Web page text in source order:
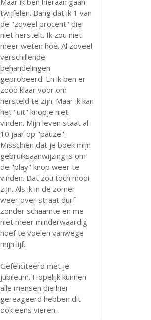
twijfelen. Bang dat ik 1 van
de "zoveel procent" die
niet herstelt. Ik zou niet
meer weten hoe. Al zoveel
verschillende
behandelingen
geprobeerd. En ik ben er
zooo klaar voor om
hersteld te zijn. Maar ik kan
het "uit" knopje niet
vinden. Mijn leven staat al
10 jaar op "pauze".
Misschien dat je boek mijn
gebruiksaanwijzing is om
de "play" knop weer te
vinden. Dat zou toch mooi
zijn. Als ik in de zomer
weer over straat durf
zonder schaamte en me
niet meer minderwaardig
hoef te voelen vanwege
mijn lijf.
Gefeliciteerd met je
jubileum. Hopelijk kunnen
alle mensen die hier
gereageerd hebben dit
ook eens vieren.